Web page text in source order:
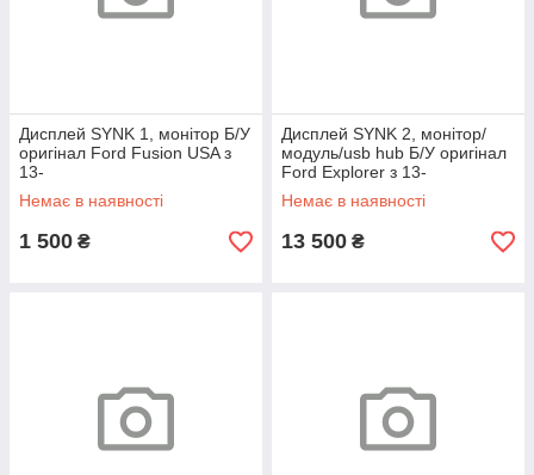
Дисплей SYNK 1, монітор Б/У
оригінал Ford Fusion USA з
13-
Немає в наявності
1 500 ₴
Дисплей SYNK 2, монітор/
модуль/usb hub Б/У оригінал
Ford Explorer з 13-
Немає в наявності
13 500 ₴